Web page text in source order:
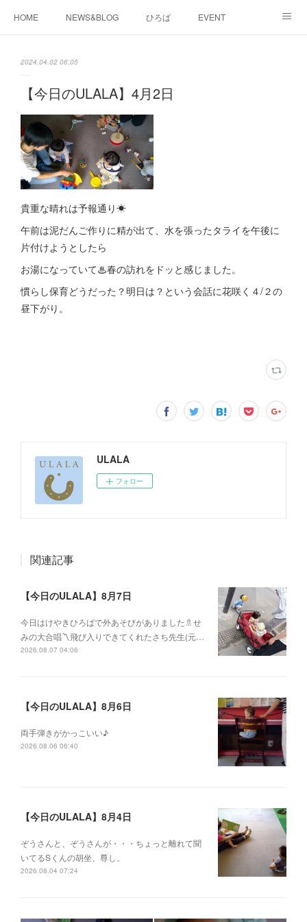
HOME NEWS&BLOG ひろば EVENT
2024.04.02 06:05
【今日のULALA】4月2日
貴重な晴れは予報通り☀
午前は泥だんご作りに精が出て、水を張ったタライを午後に
片付けようとしたら
お湯になっていて♨春の訪れをドッと感じました。
慣らし保育どうだった？明日は？という会話に花咲く４/２の
昼下がり。
ULALA
フォロー
関連記事
【今日のULALA】8月7日
今日はけやきひろばで外あそびがありました🚿せ
みの大合唱〽飛び入りできてくれたさち先生(元…
2026.08.07 04:06
【今日のULALA】8月6日
両手弾きがかっこいい♪
2026.08.06 06:40
【今日のULALA】8月4日
ぞうさんと、ぞうさんが・・・ちょっと離れて聞
いてるSくんの胡坐、尊し。
2026.08.04 07:24